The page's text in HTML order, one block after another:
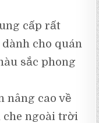
cấp rất
cho quán
sắc phong
nâng cao về
che ngoài trời